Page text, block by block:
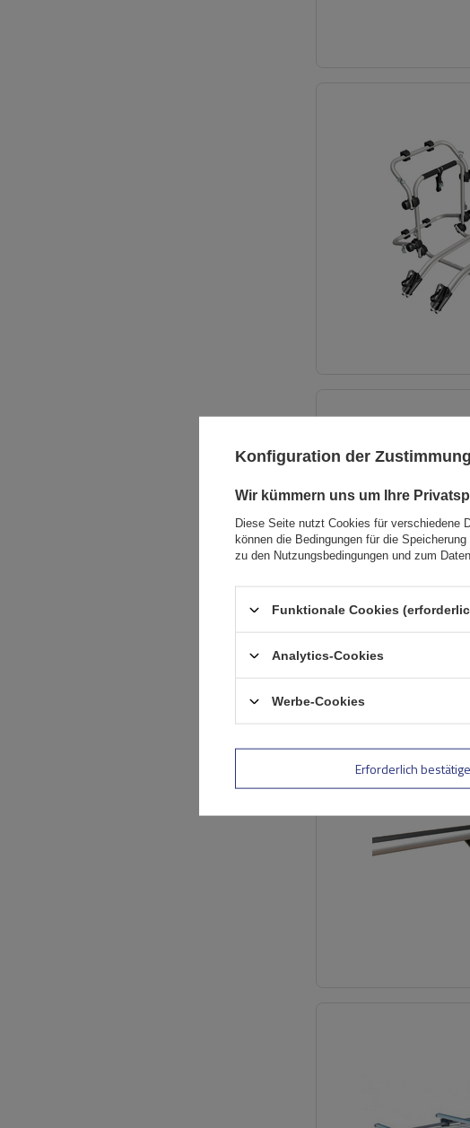
Konfiguration der
Wir kümmern uns um Ihre
Diese Seite nutzt Cookies für verschiedene
können die Bedingungen für die
zu den Nutzungsbedingungen und zum
Funktionale Cookies
Analytics-Cookies
Werbe-Cookies
Erforderlich